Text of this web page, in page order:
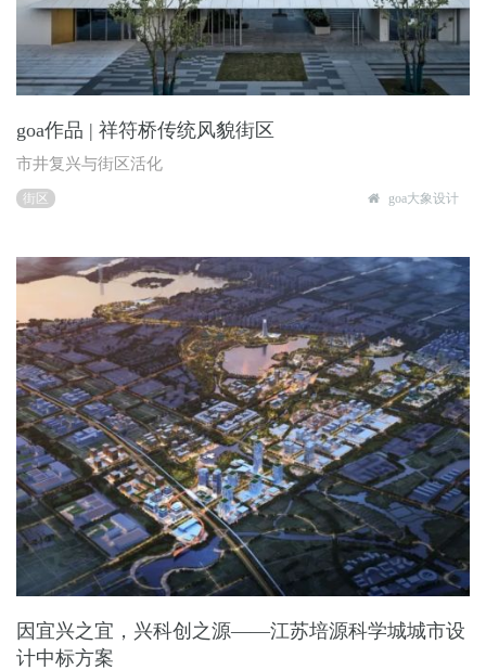
goa作品 | 祥符桥传统风貌街区
市井复兴与街区活化
街区 goa大象设计
因宜兴之宜，兴科创之源——江苏培源科学城城市设
计中标方案